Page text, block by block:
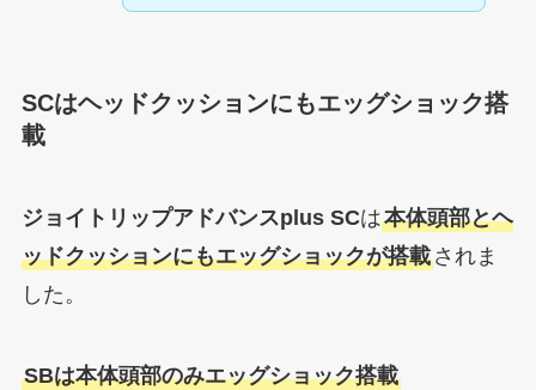
SCはヘッドクッションにもエッグショック搭
載
ジョイトリップアドバンスplus SCは本体頭部とヘ
ッドクッションにもエッグショックが搭載されま
した。
SBは本体頭部のみエッグショック搭載